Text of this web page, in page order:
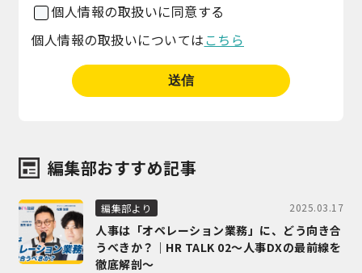
個人情報の取扱いに同意する
個人情報の取扱いについては こちら
編集部おすすめ記事
編集部より 2025.03.17
人事は「オペレーション業務」に、どう向き合
うべきか？｜HR TALK 02～人事DXの最前線を
徹底解剖～